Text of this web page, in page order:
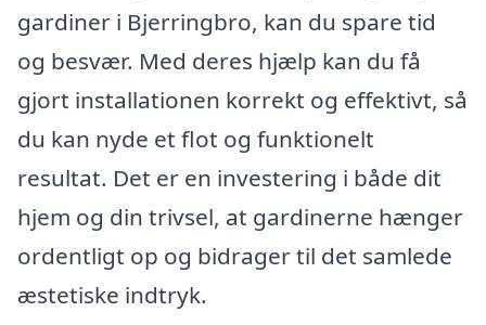
gardiner i Bjerringbro, kan du spare tid
og besvær. Med deres hjælp kan du få
gjort installationen korrekt og effektivt, så
du kan nyde et flot og funktionelt
resultat. Det er en investering i både dit
hjem og din trivsel, at gardinerne hænger
ordentligt op og bidrager til det samlede
æstetiske indtryk.